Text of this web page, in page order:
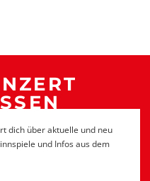
dich über aktuelle und neu
und Infos aus dem